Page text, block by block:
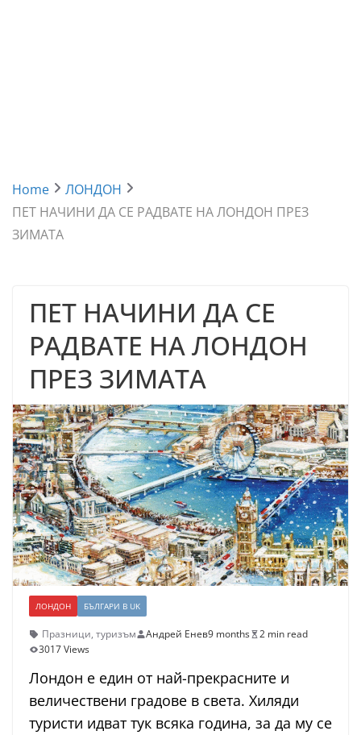
Home
ЛОНДОН
ПЕТ НАЧИНИ ДА СЕ РАДВАТЕ НА ЛОНДОН ПРЕЗ
ЗИМАТА
ПЕТ НАЧИНИ ДА СЕ
РАДВАТЕ НА ЛОНДОН
ПРЕЗ ЗИМАТА
ЛОНДОН БЪЛГАРИ В UK
Празници, туризъм Андрей Енев9 months
2 min read
3017 Views
Лондон е един от най-прекрасните и
величествени градове в света. Хиляди
туристи идват тук всяка година, за да му се